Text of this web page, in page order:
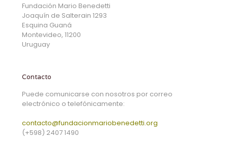
Fundación Mario Benedetti
Joaquín de Salterain 1293
Esquina Guaná
Montevideo, 11200
Uruguay
Contacto
Puede comunicarse con nosotros por correo
electrónico o telefónicamente:
contacto@fundacionmariobenedetti.org
(+598) 2407 1490